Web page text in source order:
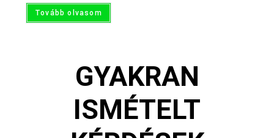
Tovább olvasom
GYAKRAN
ISMÉTELT